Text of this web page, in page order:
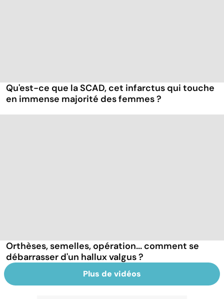
Qu'est-ce que la SCAD, cet infarctus qui touche
en immense majorité des femmes ?
Orthèses, semelles, opération... comment se
débarrasser d'un hallux valgus ?
Plus de vidéos